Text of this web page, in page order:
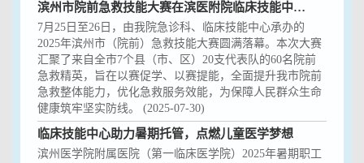
滨州市院前急救技能大赛在滨医附院临床技能中心成功举办
7月25日至26日，由我院急诊科、临床技能中心承办的
2025年滨州市（院前）急救技能大赛圆满落幕。本次大赛
汇聚了来自全市7个县（市、区）20支代表队的60名院前
急救精英，旨在以赛促学、以赛提能，全面提升我市院前
急救整体能力，优化急救服务效能，为保障人民群众生命
健康筑牢坚实防线。 (2025-07-30)
临床技能中心助力暑期托管，点燃儿童医学梦想
滨州医学院附属医院（第一临床医学院）2025年暑期职工